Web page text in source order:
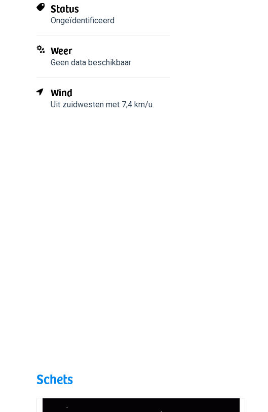
Status
Ongeïdentificeerd
Weer
Geen data beschikbaar
Wind
Uit zuidwesten met 7,4 km/u
Schets